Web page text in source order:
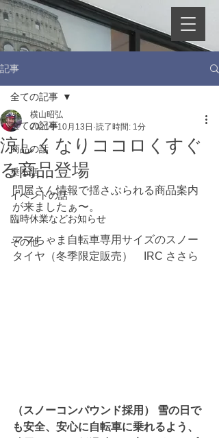
記事
全ての記事
商品の話
乗る話
イベントの話
臨時休業などお知らせ
その他
全ての記事
涼しくなりココロくすぐ
る商品登場
横山昭弘
2021年10月13日 読了時間: 1分
問屋さん情報で揺さぶられる商品案内
が来ましたぁ〜。
ママちゃま自転車専用サイズのスノー
タイヤ（冬季限定販売）　IRC ささら
（スノーコンパウンド採用） 雪の日で
も安全、安心に自転車に乗れるよう、